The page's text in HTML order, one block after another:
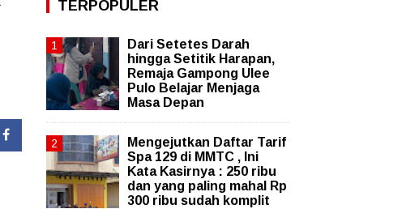
TERPOPULER
Dari Setetes Darah
hingga Setitik Harapan,
Remaja Gampong Ulee
Pulo Belajar Menjaga
Masa Depan
Mengejutkan Daftar Tarif
Spa 129 di MMTC , Ini
Kata Kasirnya : 250 ribu
dan yang paling mahal Rp
300 ribu sudah komplit